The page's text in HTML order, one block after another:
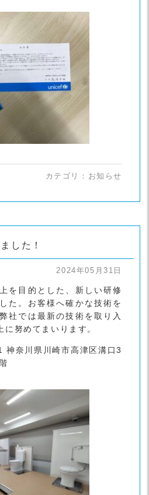
カテゴリ： お知らせ
した！
2024年05月31日
を目的とした、新しい研修
た。お客様へ確かな技術を
社では最新の技術を取り入
努めてまいります。
奈川県川崎市高津区溝口3